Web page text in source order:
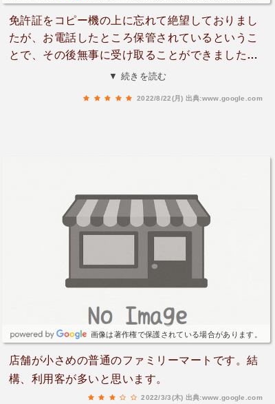
免許証をコピー機の上に忘れて絶望しておりまし
たが、お電話したところ保管されているというこ
とで、その後無事に受け取ることができました。
担当の方のお名前はわかりませんが、迅速かつご
▼ 続きを読む
2022/8/22(月) 出典:www.google.com
画像は著作権で保護されている場合があります。
店舗が小さめの普通のファミリーマートです。結
構、利用客が多いと思います。
2022/3/3(木) 出典:www.google.com